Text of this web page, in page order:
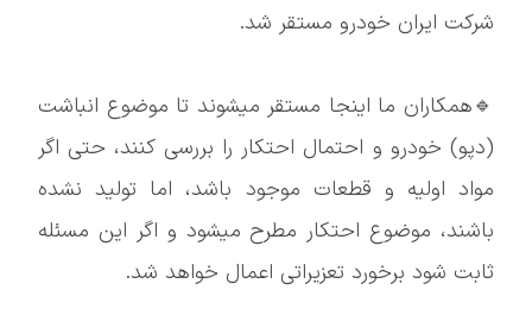
شرکت ایران خودرو مستقر شد.
🔹همکاران ما اینجا مستقر میشوند تا موضوع انباشت
(دپو) خودرو و احتمال احتکار را بررسی کنند، حتی اگر
مواد اولیه و قطعات موجود باشد، اما تولید نشده
باشند، موضوع احتکار مطرح میشود و اگر این مسئله
ثابت شود برخورد تعزیراتی اعمال خواهد شد.